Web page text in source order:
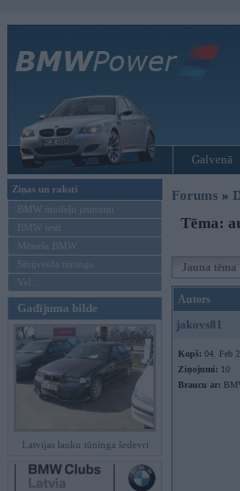
Galvenā
Ziņas un raksti
BMW modeļu jaunumi
BMW testi
Mēneša BMW
Sērijveida tūnings
Vel...
Gadījuma bilde
Latvijas lauku tūninga šedevri
Forums »
Tēma:
Jauna tēma
Autors
jakovs81
Kopš: 04. Feb
Ziņojumi: 10
Braucu ar: